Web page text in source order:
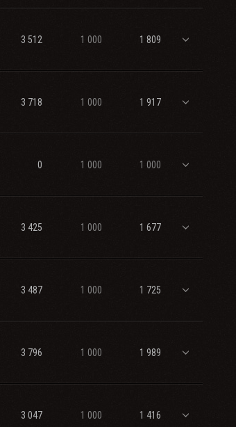
3 512 1 000 1 809
3 718 1 000 1 917
0 1 000 1 000
3 425 1 000 1 677
3 487 1 000 1 725
3 796 1 000 1 989
3 047 1 000 1 416